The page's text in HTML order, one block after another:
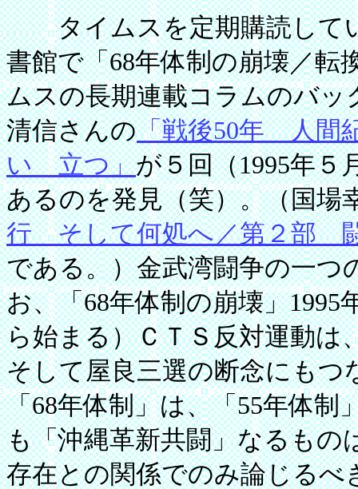
タイムスを定期購読してい
書館で「68年体制の崩壊／転
ムスの長期連載コラムのバ
清信さんの「戦後50年 人
い 立つ」が５回（1995年５
あるのを発見（笑）。（国場
行 そして何処へ／第２部
である。）金武湾闘争の一
お、「68年体制の崩壊」1995
ら始まる）ＣＴＳ反対運動は
そして屋良三選の断念にも
「68年体制」は、「55年体
も「沖縄革新共闘」なるもの
存在との関係でのみ論じるべ